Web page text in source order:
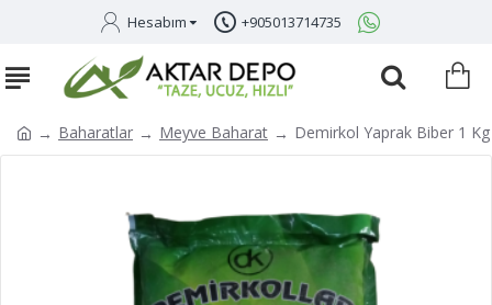
Hesabım +905013714735
Baharatlar Meyve Baharat Demirkol Yaprak Biber 1